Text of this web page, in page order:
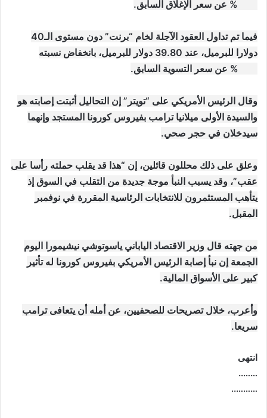
فيما تم تداول العقود الآجلة لخام “برنت” دون مستوى الـ40
دولارا للبرميل، عند 39.80 دولار للبرميل، بانخفاض نسبته
وقال الرئيس الأمريكي على “تويتر” إن التحاليل أثبتت إصابته هو
والسيدة الأولى ميلانيا ترامب بفيروس كورونا المستجد وإنهما
سيدخلان في حجر صحي.
وعلق على ذلك محللون قائلين، إن “هذا قد يقلب حملته رأسا على
عقب”، وقد يسبب النبأ موجة جديدة من التقلب في السوق إذ
يتأهب المستثمرون للانتخابات الرئاسية المقررة في نوفمبر
المقبل.
من جهته قال وزير الاقتصاد الياباني ياسوتوشي نيشيمورا اليوم
الجمعة إن نبأ إصابة الرئيس الأمريكي بفيروس كورونا له تأثير
كبير على الأسواق المالية.
وأعرب، خلال تصريحات للصحفيين، عن أمله أن يتعافى ترامب
سريعا.
انتهى
……..
………..